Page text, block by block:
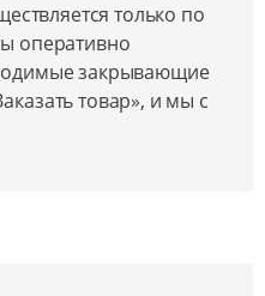
только по
оперативно
закрывающие
товар», и мы с